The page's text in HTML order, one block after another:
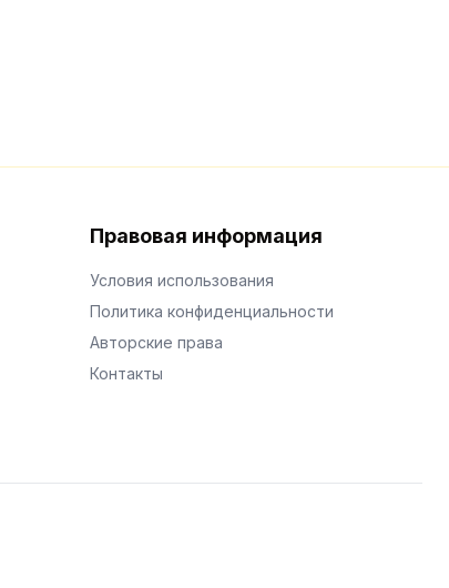
Правовая информация
Условия использования
Политика конфиденциальности
Авторские права
Контакты